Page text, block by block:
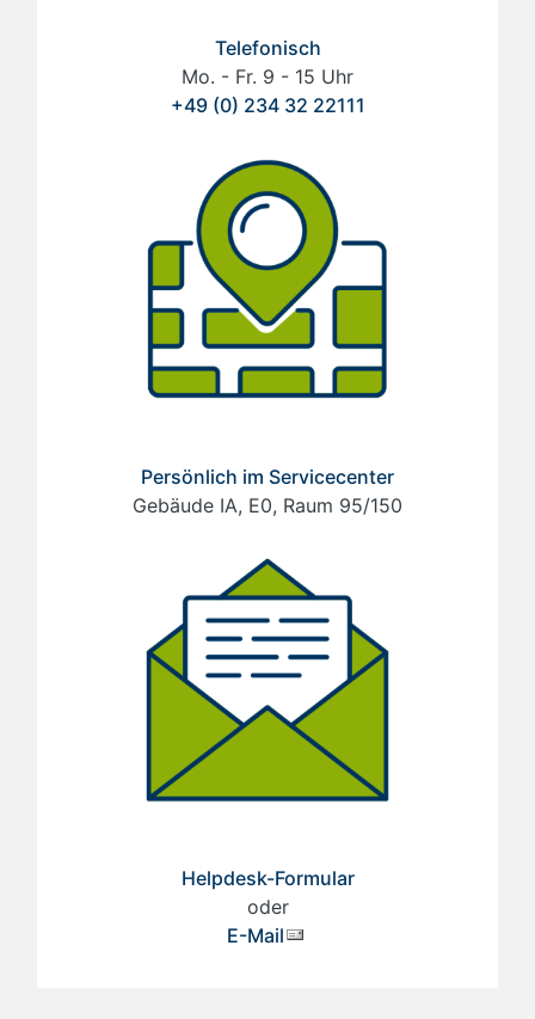
Telefonisch
Mo. - Fr. 9 - 15 Uhr
+49 (0) 234 32 22111
Persönlich im Servicecenter
Gebäude IA, E0, Raum 95/150
Helpdesk-Formular
oder
E-Mail